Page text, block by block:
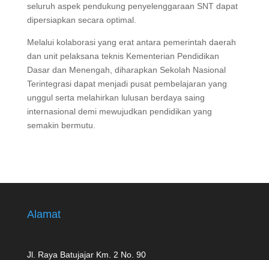
seluruh aspek pendukung penyelenggaraan SNT dapat
dipersiapkan secara optimal.
Melalui kolaborasi yang erat antara pemerintah daerah
dan unit pelaksana teknis Kementerian Pendidikan
Dasar dan Menengah, diharapkan Sekolah Nasional
Terintegrasi dapat menjadi pusat pembelajaran yang
unggul serta melahirkan lulusan berdaya saing
internasional demi mewujudkan pendidikan yang
semakin bermutu.
Alamat
Jl. Raya Batujajar Km. 2 No. 90